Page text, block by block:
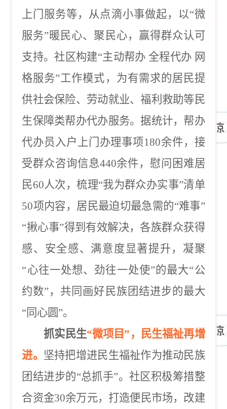
上门服务等，从点滴小事做起，以“微
服务”暖民心、聚民心，赢得群众认可
支持。社区构建“主动帮办 全程代办 网
格服务”工作模式，为有需求的居民提
供社会保险、劳动就业、福利救助等民
生保障类帮办代办服务。据统计，帮办
代办员入户上门办理事项180余件，接
受群众咨询信息440余件，慰问困难居
民60人次，梳理“我为群众办实事”清单
50项内容，居民最迫切最急需的“难事”
“揪心事”得到有效解决，各族群众获得
感、安全感、满意度显著提升，凝聚
“心往一处想、劲往一处使”的最大“公
约数”，共同画好民族团结进步的最大
“同心圆”。
抓实民生“微项目”，民生福祉再增
进。 坚持把增进民生福祉作为推动民族
团结进步的“总抓手”。社区积极筹措整
合资金30余万元，打造便民市场，改建